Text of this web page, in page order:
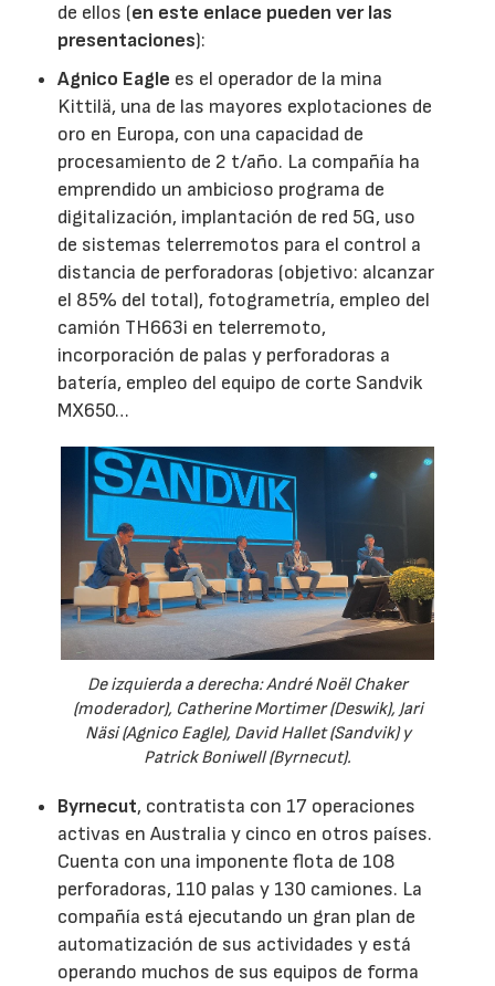
de ellos (en este enlace pueden ver las
presentaciones):
Agnico Eagle es el operador de la mina
Kittilä, una de las mayores explotaciones de
oro en Europa, con una capacidad de
procesamiento de 2 t/año. La compañía ha
emprendido un ambicioso programa de
digitalización, implantación de red 5G, uso
de sistemas telerremotos para el control a
distancia de perforadoras (objetivo: alcanzar
el 85% del total), fotogrametría, empleo del
camión TH663i en telerremoto,
incorporación de palas y perforadoras a
batería, empleo del equipo de corte Sandvik
MX650…
De izquierda a derecha: André Noël Chaker
(moderador), Catherine Mortimer (Deswik), Jari
Näsi (Agnico Eagle), David Hallet (Sandvik) y
Patrick Boniwell (Byrnecut).
Byrnecut, contratista con 17 operaciones
activas en Australia y cinco en otros países.
Cuenta con una imponente flota de 108
perforadoras, 110 palas y 130 camiones. La
compañía está ejecutando un gran plan de
automatización de sus actividades y está
operando muchos de sus equipos de forma